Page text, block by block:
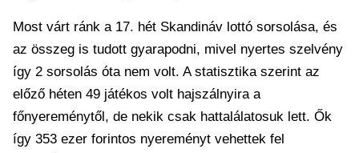
Most várt ránk a 17. hét Skandináv lottó sorsolása, és
az összeg is tudott gyarapodni, mivel nyertes szelvény
így 2 sorsolás óta nem volt. A statisztika szerint az
előző héten 49 játékos volt hajszálnyira a
főnyereménytől, de nekik csak hattalálatosuk lett. Ők
így 353 ezer forintos nyereményt vehettek fel